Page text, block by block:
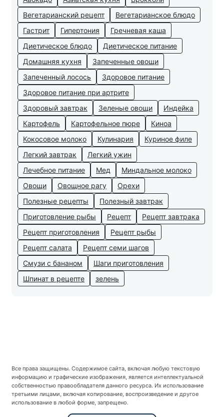
Вегетарианский рецепт
Вегетарианское блюдо
Гастрит
Гипертония
Гречневая каша
Диетическое блюдо
Диетическое питание
Домашняя кухня
Запеченные овощи
Запеченный лосось
Здоровое питание
Здоровое питание при артрите
Здоровый завтрак
Зеленые овощи
Индейка
Картофель
Картофельное пюре
Киноа
Кокосовое молоко
Кулинария
Куриное филе
Легкий завтрак
Легкий ужин
Лечебное питание
Мед
Миндальное молоко
Овощи
Овощное рагу
Орехи
Полезные рецепты
Полезный завтрак
Приготовление рыбы
Рецепт
Рецепт завтрака
Рецепт приготовления
Рецепт рыбы
Рецепт салата
Рецепт семи шагов
Смузи с бананом
Шаги приготовления
Шпинат в рецепте
зелень
Все права защищены. Содержимое сайта, включая любую текстовую
информацию и графические изображения, является интеллектуальной
собственностью правообладателя данного ресурса. Их использование
третьими лицами, включая копирование, воспроизведение и другое
использование в любой форме, запрещено.